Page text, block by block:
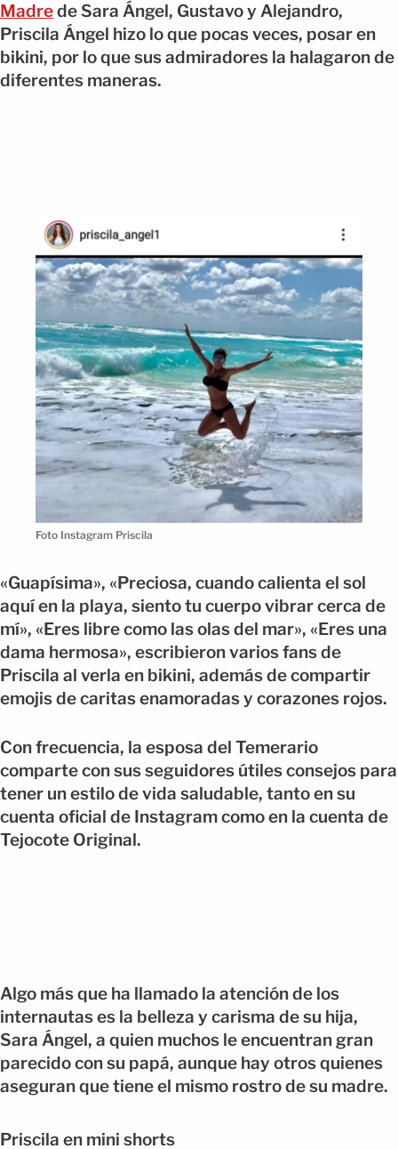
Madrede Sara Ángel, Gustavo y Alejandro,
Priscila Ángel hizo lo que pocas veces, posar en
bikini, por lo que sus admiradores la halagaron de
diferentes maneras.
Foto Instagram Priscila
«Guapísima», «Preciosa, cuando calienta el sol
aquí en la playa, siento tu cuerpo vibrar cerca de
mí», «Eres libre como las olas del mar», «Eres una
dama hermosa», escribieron varios fans de
Priscila al verla en bikini, además de compartir
emojis de caritas enamoradas y corazones rojos.
Con frecuencia, la esposa del Temerario
comparte con sus seguidores útiles consejos para
tener un estilo de vida saludable, tanto en su
cuenta oficial de Instagram como en la cuenta de
Tejocote Original.
Algo más que ha llamado la atención de los
internautas es la belleza y carisma de su hija,
Sara Ángel, a quien muchos le encuentran gran
parecido con su papá, aunque hay otros quienes
aseguran que tiene el mismo rostro de su madre.
Priscila en mini shorts